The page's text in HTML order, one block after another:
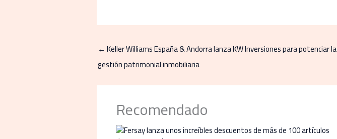
← Keller Williams España & Andorra lanza KW Inversiones para potenciar la
gestión patrimonial inmobiliaria
Recomendado